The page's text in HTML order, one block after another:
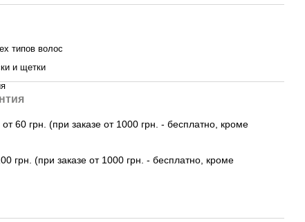
типов волос
и щетки
60 грн. (при заказе от 1000 грн. - бесплатно, кроме
грн. (при заказе от 1000 грн. - бесплатно, кроме